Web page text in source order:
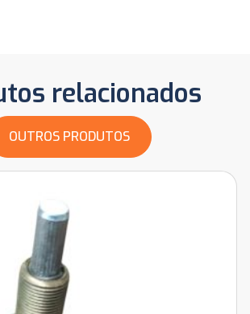
relacionados
OUTROS PRODUTOS